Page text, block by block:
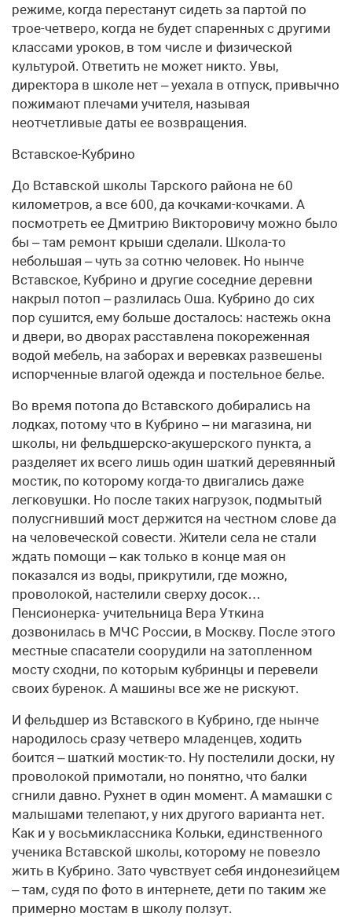
режиме, когда перестанут сидеть за партой по
трое-четверо, когда не будет спаренных с другими
классами уроков, в том числе и физической
культурой. Ответить не может никто. Увы,
директора в школе нет – уехала в отпуск, привычно
пожимают плечами учителя, называя
неотчетливые даты ее возвращения.
Вставское-Кубрино
До Вставской школы Тарского района не 60
километров, а все 600, да кочками-кочками. А
посмотреть ее Дмитрию Викторовичу можно было
бы – там ремонт крыши сделали. Школа-то
небольшая – чуть за сотню человек. Но нынче
Вставское, Кубрино и другие соседние деревни
накрыл потоп – разлилась Оша. Кубрино до сих
пор сушится, ему больше досталось: настежь окна
и двери, во дворах расставлена покореженная
водой мебель, на заборах и веревках развешены
испорченные влагой одежда и постельное белье.
Во время потопа до Вставского добирались на
лодках, потому что в Кубрино – ни магазина, ни
школы, ни фельдшерско-акушерского пункта, а
разделяет их всего лишь один шаткий деревянный
мостик, по которому когда-то двигались даже
легковушки. Но после таких нагрузок, подмытый
полусгнивший мост держится на честном слове да
на человеческой совести. Жители села не стали
ждать помощи – как только в конце мая он
показался из воды, прикрутили, где можно,
проволокой, настелили сверху досок…
Пенсионерка- учительница Вера Уткина
дозвонилась в МЧС России, в Москву. После этого
местные спасатели соорудили на затопленном
мосту сходни, по которым кубринцы и перевели
своих буренок. А машины все же не рискуют.
И фельдшер из Вставского в Кубрино, где нынче
народилось сразу четверо младенцев, ходить
боится – шаткий мостик-то. Ну постелили доски, ну
проволокой примотали, но понятно, что балки
сгнили давно. Рухнет в один момент. А мамашки с
малышами телепают, у них другого варианта нет.
Как и у восьмиклассника Кольки, единственного
ученика Вставской школы, которому не повезло
жить в Кубрино. Зато чувствует себя индонезийцем
– там, судя по фото в интернете, дети по таким же
примерно мостам в школу ползут.